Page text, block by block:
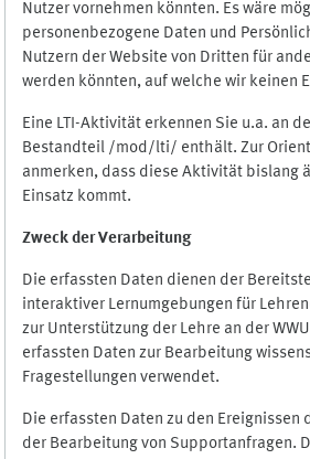
Nutzer vornehmen könnten. Es wäre
personenbezogene Daten und
Nutzern der Website von Dritten für
werden könnten, auf welche wir keinen
Eine LTI-Aktivität erkennen Sie u.a. an
Bestandteil /mod/lti/ enthält. Zur
anmerken, dass diese Aktivität bislang
Einsatz kommt.
Zweck der Verarbeitung
Die erfassten Daten dienen der
interaktiver Lernumgebungen für
zur Unterstützung der Lehre an der
erfassten Daten zur Bearbeitung
Fragestellungen verwendet.
Die erfassten Daten zu den Ereignissen
der Bearbeitung von Supportanfragen.